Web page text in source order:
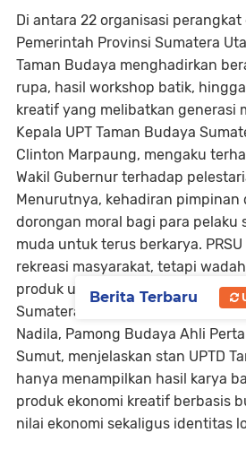
‎Di antara 22 organisasi perangkat
Pemerintah Provinsi Sumatera
Taman Budaya menghadirkan
rupa, hasil workshop batik,
kreatif yang melibatkan generasi
‎Kepala UPT Taman Budaya
Clinton Marpaung, mengaku
Wakil Gubernur terhadap
‎Menurutnya, kehadiran pimpinan
dorongan moral bagi para pelaku
muda untuk terus berkarya.
rekreasi masyarakat, tetapi
produk unggulan UMKM, dan
Sumatera Utara.
‎Nadila, Pamong Budaya Ahli
Sumut, menjelaskan stan UPTD
hanya menampilkan hasil karya
produk ekonomi kreatif berbasis
nilai ekonomi sekaligus identitas
Berita Terbaru